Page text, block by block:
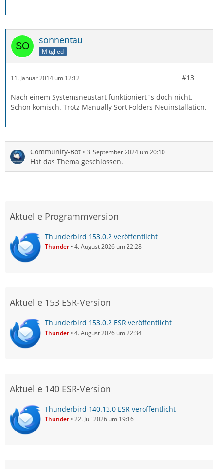
sonnentau
Mitglied
11. Januar 2014 um 12:12 #13
Nach einem Systemsneustart funktioniert`s doch nicht.
Schon komisch. Trotz Manually Sort Folders Neuinstallation.
Community-Bot 3. September 2024 um 20:10
Hat das Thema geschlossen.
Aktuelle Programmversion
Thunderbird 153.0.2 veröffentlicht
Thunder 4. August 2026 um 22:28
Aktuelle 153 ESR-Version
Thunderbird 153.0.2 ESR veröffentlicht
Thunder 4. August 2026 um 22:34
Aktuelle 140 ESR-Version
Thunderbird 140.13.0 ESR veröffentlicht
Thunder 22. Juli 2026 um 19:16